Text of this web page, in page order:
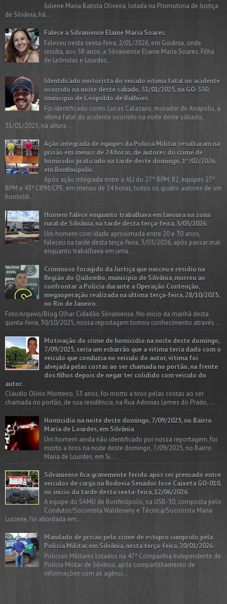
Juliene Maria Batista Oliveira, lotada na Promotoria de Justiça
de Silvânia, há...
Falece a Silvaniense Elaine Maria Soares.
Faleceu nesta sexta-feira, 2/01/2026, em Goiânia, onde
residia, aos 58 anos, a Silvaniense Elaine Maria Soares. Filha
de Leônidas e Lourdes,...
Identificado motorista do veículo vítima fatal no acidente
ocorrido na noite deste sábado, 31/01/2025, na GO-330,
município de Leopoldo de Bulhões.
Foi identificado como Lucas Calazans, morador de Anápolis, a
vítima fatal do acidente ocorrido na noite deste sábado,
31/01/2025, na altura ...
Ação integrada de equipes da Policia Militar resultaram na
prisão em menos de 24 horas, de autores do crime de
homicídio praticado na tarde deste domingo, 1º/02/2026,
em Bonfinópolis.
Após ação integrada entre a ALI do 27º BPM, R2, equipes 27º
BPM e 43ª CIPM/CPE, em menos de 24 horas, todos os quatro autores de um
homicídi...
Homem falece enquanto trabalhava em lavoura na zona
rural de Silvânia, na tarde desta terça-feira, 3/03/2026.
Um homem com idade aproximada entre 20 e 30 anos,
faleceu na tarde desta terça-feira, 3/03/2026, após passar mal
enquanto trabalhava em uma ...
Criminoso foragido da Justiça que nasceu e residiu na
Região do Quilombo, município de Silvânia, morreu ao
confrontar a Polícia durante a Operação Contenção,
megaoperação realizada na última terça-feira, 28/10/2025,
no Rio de Janeiro.
Foto:Arquivo/Blog Olhar Cidadão Silvaniense. No início da manhã desta
quinta-feira, 30/10/2025, nossa reportagem tomou conhecimento através ...
Motivação do crime de homicídio na noite deste domingo,
7/09/2025, seria um esbarrão que a vitima teria dado com o
veículo que conduzia no veículo do autor, vítima foi
alvejada pelas costas ao ser chamada no portão, na frente
dos filhos depois de negar ter colidido com veículo do
autor.
Cláudio Olívio Monteiro, 53 anos, foi morto a tiros pelas costas ao ser
chamada no portão, de sua residência, na Rua Adonias Lemes do Prado,...
Homicídio na noite deste domingo, 7/09/2025, no Bairro
Maria de Lourdes, em Silvânia.
Um homem ainda não identificado por nossa reportagem, foi
morto a tiros na noite deste domingo, 7/09/2025, no Bairro
Maria de Lourdes, em Si...
Silvaniense fica gravemente ferido após ser prensado entre
veículos de carga na Rodovia Senador José Caixeta GO-010,
no início da tarde desta sexta-feira, 12/06/2026.
A equipe do SAMU de Bonfinópolis, na USB-30, composta pelo
Condutor/Socorrista Waldevany e Técnica/Socorrista Maria
Luciene, foi abordada em...
Mandado de prisão pelo crime de estupro cumprido pela
Polícia Militar em Silvânia, nesta terça-feira, 20/01/2026.
Policiais Militares lotados na 47ª Companhia Independente de
Polícia Militar de Silvânia, após compartilhamento de
informações com as agênci...